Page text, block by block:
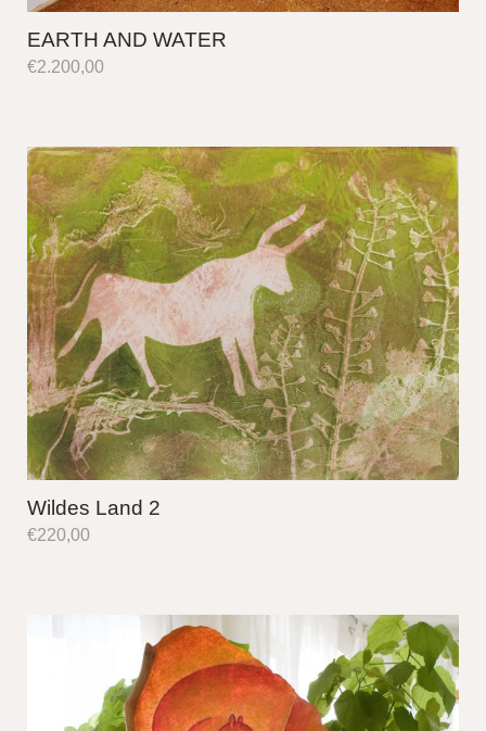
EARTH AND WATER
€2.200,00
Wildes Land 2
€220,00